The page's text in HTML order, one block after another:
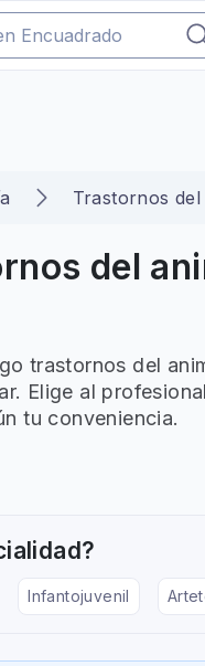
Trastornos del
del
trastornos del
Elige al
tu conveniencia.
Infantojuvenil